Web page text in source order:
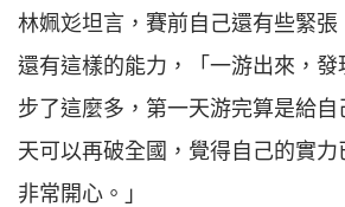
林姵彣坦言，賽前自己還有些緊張
還有這樣的能力，「一游出來，發
步了這麼多，第一天游完算是給
天可以再破全國，覺得自己的實
非常開心。」